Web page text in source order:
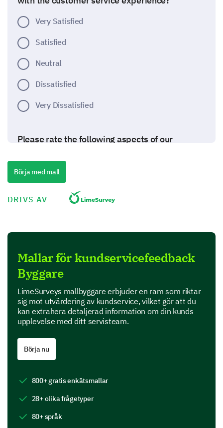
Very Satisfied
Satisfied
Neutral
Dissatisfied
Very Dissatisfied
Please rate the following aspects of our
1- Excellent
2- Good
3- Average
4- Poor
The quality of information provided
The timeliness of our response
The professionalism of our staff
The resolution provided for your query / issue
Delving Deeper: Specific aspects of
Customer Service
our customer service team and point out any areas
for improvement.
Börja med mall
DRIVS AV
Mallar för kundservicefeedback
Byggare
LimeSurveys mallbyggare erbjuder en ram som riktar
sig mot utvärdering av kundservice, vilket gör att du
kan extrahera detaljerad information om din kunds
upplevelse med ditt servisteam.
Börja nu
800+ gratis enkätsmallar
28+ olika frågetyper
80+ språk